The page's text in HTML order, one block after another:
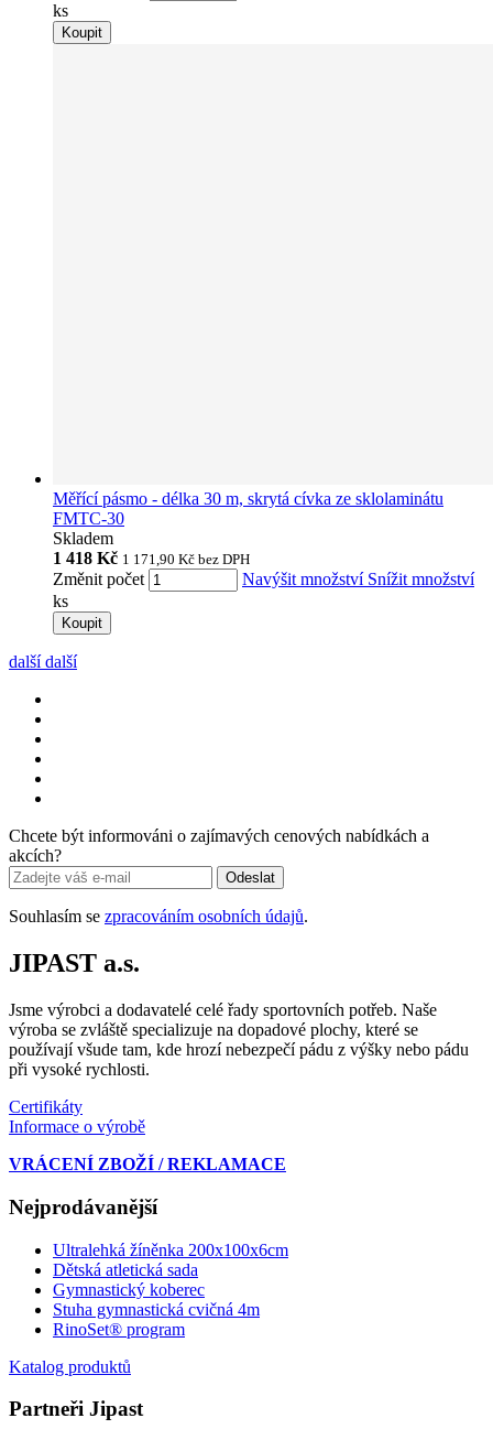
ks
Koupit
Měřící pásmo - délka 30 m, skrytá cívka ze sklolaminátu
FMTC-30
Skladem
1 418 Kč 1 171,90 Kč bez DPH
Změnit počet Navýšit množství Snížit množství
ks
Koupit
další další
Chcete být informováni o zajímavých cenových nabídkách a
akcích?
Odeslat
Souhlasím se zpracováním osobních údajů.
JIPAST a.s.
Jsme výrobci a dodavatelé celé řady sportovních potřeb. Naše
výroba se zvláště specializuje na dopadové plochy, které se
používají všude tam, kde hrozí nebezpečí pádu z výšky nebo pádu
při vysoké rychlosti.
Certifikáty
Informace o výrobě
VRÁCENÍ ZBOŽÍ / REKLAMACE
Nejprodávanější
Ultralehká žíněnka 200x100x6cm
Dětská atletická sada
Gymnastický koberec
Stuha gymnastická cvičná 4m
RinoSet® program
Katalog produktů
Partneři Jipast